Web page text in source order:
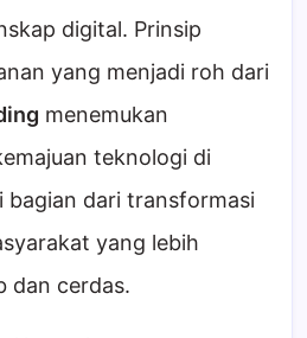
digital. Prinsip
yang menjadi roh dari
menemukan
teknologi di
bagian dari transformasi
yang lebih
dan cerdas.